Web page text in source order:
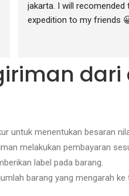
jakarta. I will recomended
expedition to my friends
untuk menentukan besaran
melakukan pembayaran
label pada barang.
barang yang mengarah